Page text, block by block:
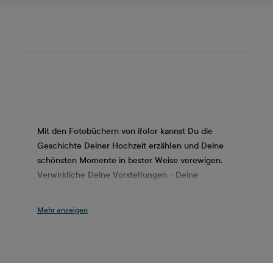
Mit den Fotobüchern von ifolor kannst Du die
Geschichte Deiner Hochzeit erzählen und Deine
schönsten Momente in bester Weise verewigen.
Verwirkliche Deine Vorstellungen - Deine